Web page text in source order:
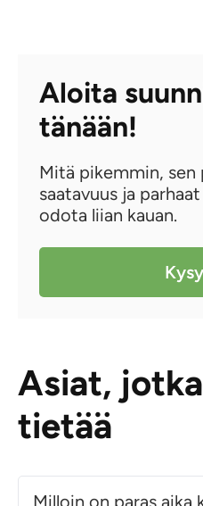
Aloita
tänään!
Mitä pikemmin,
saatavuus ja
odota liian kauan.
Asiat,
tietää
Milloin on paras aika